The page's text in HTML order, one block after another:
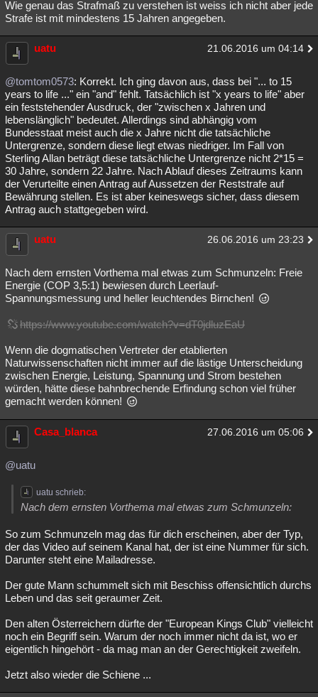
Wie genau das Strafmaß zu verstehen ist weiss ich nicht aber jede
Strafe ist mit mindestens 15 Jahren angegeben.
uatu 21.06.2016 um 04:14
@tomtom0573: Korrekt. Ich ging davon aus, dass bei "... to 15
years to life ..." ein "and" fehlt. Tatsächlich ist "x years to life" aber
ein feststehender Ausdruck, der "zwischen x Jahren und
lebenslänglich" bedeutet. Allerdings sind abhängig vom
Bundesstaat meist auch die x Jahre nicht die tatsächliche
Untergrenze, sondern diese liegt etwas niedriger. Im Fall von
Sterling Allan beträgt diese tatsächliche Untergrenze nicht 2*15 =
30 Jahre, sondern 22 Jahre. Nach Ablauf dieses Zeitraums kann
der Verurteilte einen Antrag auf Aussetzen der Reststrafe auf
Bewährung stellen. Es ist aber keineswegs sicher, dass diesem
Antrag auch stattgegeben wird.
uatu 26.06.2016 um 23:23
Nach dem ernsten Vorthema mal etwas zum Schmunzeln: Freie
Energie (COP 3,5:1) bewiesen durch Leerlauf-
Spannungsmessung und heller leuchtendes Birnchen!
https://www.youtube.com/watch?v=dT0jdluzEaU
Wenn die dogmatischen Vertreter der etablierten
Naturwissenschaften nicht immer auf die lästige Unterscheidung
zwischen Energie, Leistung, Spannung und Strom bestehen
würden, hätte diese bahnbrechende Erfindung schon viel früher
gemacht werden können!
Casa_blanca 27.06.2016 um 05:06
@uatu
uatu schrieb:
Nach dem ernsten Vorthema mal etwas zum Schmunzeln:
So zum Schmunzeln mag das für dich erscheinen, aber der Typ,
der das Video auf seinem Kanal hat, der ist eine Nummer für sich.
Darunter steht eine Mailadresse.
Der gute Mann schummelt sich mit Beschiss offensichtlich durchs
Leben und das seit geraumer Zeit.
Den alten Österreichern dürfte der "European Kings Club" vielleicht
noch ein Begriff sein. Warum der noch immer nicht da ist, wo er
eigentlich hingehört - da mag man an der Gerechtigkeit zweifeln.
Jetzt also wieder die Schiene ...